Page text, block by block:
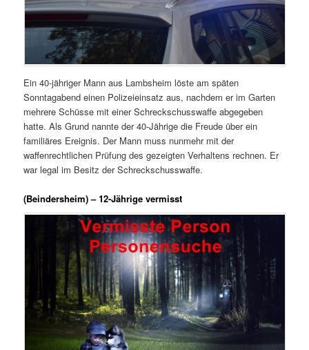
Ein 40-jähriger Mann aus Lambsheim löste am späten
Sonntagabend einen Polizeieinsatz aus, nachdem er im Garten
mehrere Schüsse mit einer Schreckschusswaffe abgegeben
hatte. Als Grund nannte der 40-Jährige die Freude über ein
familiäres Ereignis. Der Mann muss nunmehr mit der
waffenrechtlichen Prüfung des gezeigten Verhaltens rechnen. Er
war legal im Besitz der Schreckschusswaffe.
(Beindersheim) – 12-Jährige vermisst